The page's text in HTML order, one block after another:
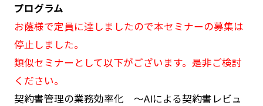
プログラム
お蔭様で定員に達しましたので本セミナーの募集は
停止しました。
類似セミナーとして以下がございます。是非ご検討
ください。
契約書管理の業務効率化 ～AIによる契約書レビュ